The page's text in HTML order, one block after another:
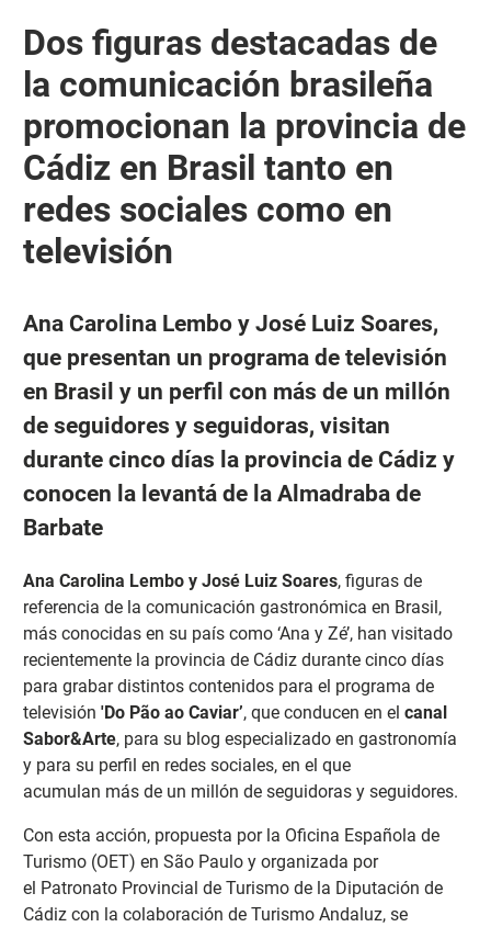
Dos figuras destacadas de
la comunicación brasileña
promocionan la provincia de
Cádiz en Brasil tanto en
redes sociales como en
televisión
Ana Carolina Lembo y José Luiz Soares,
que presentan un programa de televisión
en Brasil y un perfil con más de un millón
de seguidores y seguidoras, visitan
durante cinco días la provincia de Cádiz y
conocen la levantá de la Almadraba de
Barbate
Ana Carolina Lembo y José Luiz Soares, figuras de
referencia de la comunicación gastronómica en Brasil,
más conocidas en su país como ‘Ana y Zé’, han visitado
recientemente la provincia de Cádiz durante cinco días
para grabar distintos contenidos para el programa de
televisión 'Do Pão ao Caviar’, que conducen en el canal
Sabor&Arte, para su blog especializado en gastronomía
y para su perfil en redes sociales, en el que
acumulan más de un millón de seguidoras y seguidores.
Con esta acción, propuesta por la Oficina Española de
Turismo (OET) en São Paulo y organizada por
el Patronato Provincial de Turismo de la Diputación de
Cádiz con la colaboración de Turismo Andaluz, se